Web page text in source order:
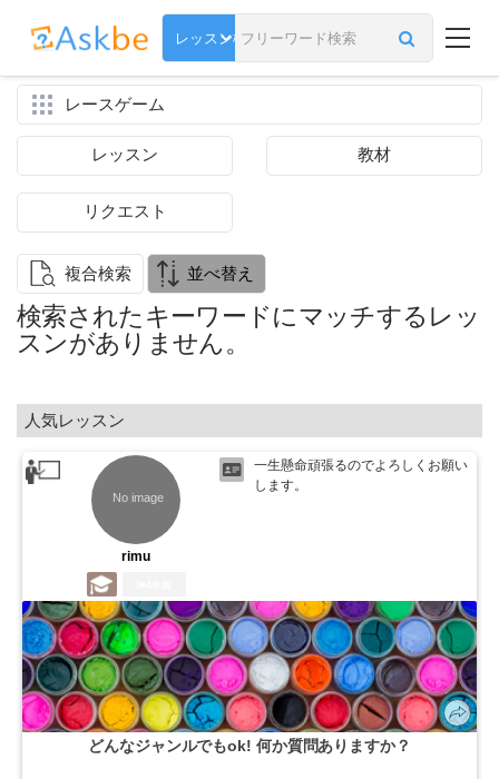
レースゲーム
レッスン 教材
リクエスト
複合検索 並べ替え
検索されたキーワードにマッチするレッ
スンがありません。
人気レッスン
rimu
一生懸命頑張るのでよろしくお願い
します。
どんなジャンルでもok! 何か質問ありますか？